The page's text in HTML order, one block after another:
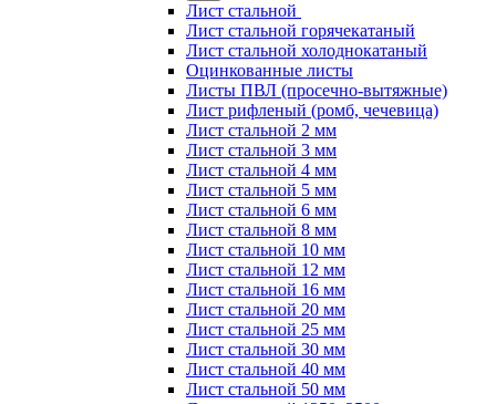
Лист стальной
Лист стальной горячекатаный
Лист стальной холоднокатаный
Оцинкованные листы
Листы ПВЛ (просечно-вытяжные)
Лист рифленый (ромб, чечевица)
Лист стальной 2 мм
Лист стальной 3 мм
Лист стальной 4 мм
Лист стальной 5 мм
Лист стальной 6 мм
Лист стальной 8 мм
Лист стальной 10 мм
Лист стальной 12 мм
Лист стальной 16 мм
Лист стальной 20 мм
Лист стальной 25 мм
Лист стальной 30 мм
Лист стальной 40 мм
Лист стальной 50 мм